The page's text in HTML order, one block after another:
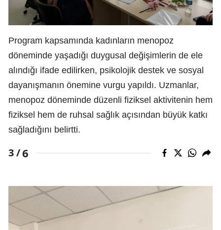
Program kapsamında kadınların menopoz
döneminde yaşadığı duygusal değişimlerin de ele
alındığı ifade edilirken, psikolojik destek ve sosyal
dayanışmanın önemine vurgu yapıldı. Uzmanlar,
menopoz döneminde düzenli fiziksel aktivitenin hem
fiziksel hem de ruhsal sağlık açısından büyük katkı
sağladığını belirtti.
3 /6